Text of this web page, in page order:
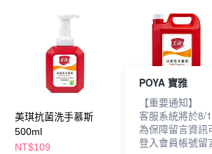
美琪抗菌洗手慕斯
500ml
NT$109
美琪抗菌洗手慕
斯-3785ml
NT$500
POYA 寶雅
【重要通知】
客服系統將於8/
為保障留言資訊
登入會員帳號留